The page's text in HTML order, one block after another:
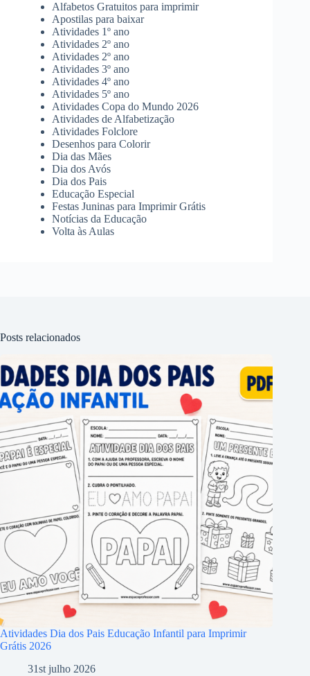
Alfabetos Gratuitos para imprimir
Apostilas para baixar
Atividades 1º ano
Atividades 2º ano
Atividades 2º ano
Atividades 3º ano
Atividades 4º ano
Atividades 5º ano
Atividades Copa do Mundo 2026
Atividades de Alfabetização
Atividades Folclore
Desenhos para Colorir
Dia das Mães
Dia dos Avós
Dia dos Pais
Educação Especial
Festas Juninas para Imprimir Grátis
Notícias da Educação
Volta às Aulas
Posts relacionados
Atividades Dia dos Pais Educação Infantil para Imprimir
Grátis 2026
31st julho 2026